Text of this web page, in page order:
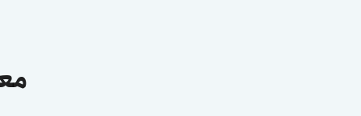
معرفی ۶